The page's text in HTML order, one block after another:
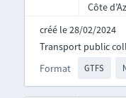
Côte
créé le 28/02/2024
Format GTFS
Transport public